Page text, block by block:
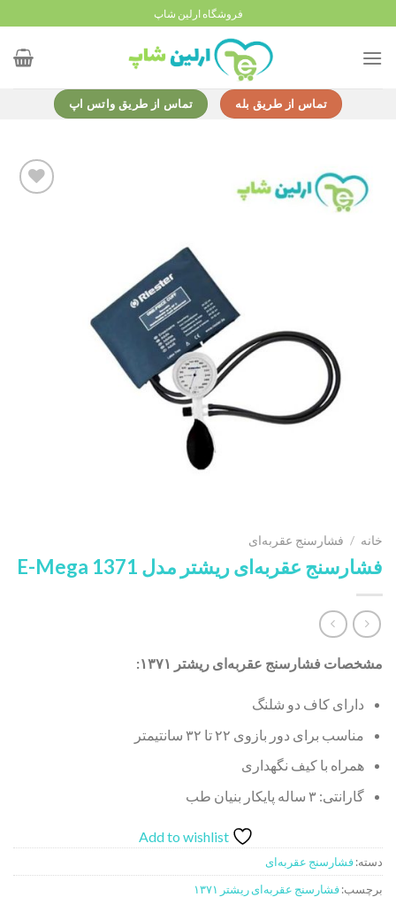
to
content
فروشگاه ارلین شاپ
تماس از طریق بله تماس از طریق واتس اپ
خانه / فشارسنج عقربه‌ای
فشارسنج عقربه‌ای ریشتر مدل E-Mega 1371
مشخصات فشارسنج عقربه‌ای ریشتر ۱۳۷۱:
دارای کاف دو شلنگ
مناسب برای دور بازوی ۲۲ تا ۳۲ سانتیمتر
همراه با کیف نگهداری
گارانتی: ۳ ساله پایکار بنیان طب
Add to wishlist
دسته:فشارسنج عقربه‌ای
برچسب:فشارسنج عقربه‌ای ریشتر ۱۳۷۱